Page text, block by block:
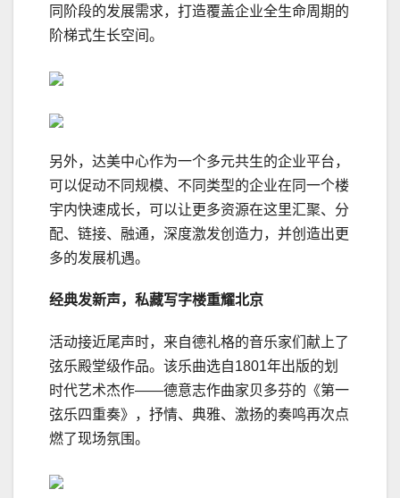
同阶段的发展需求，打造覆盖企业全生命周期的
阶梯式生长空间。
另外，达美中心作为一个多元共生的企业平台，
可以促动不同规模、不同类型的企业在同一个楼
宇内快速成长，可以让更多资源在这里汇聚、分
配、链接、融通，深度激发创造力，并创造出更
多的发展机遇。
经典发新声，私藏写字楼重耀北京
活动接近尾声时，来自德礼格的音乐家们献上了
弦乐殿堂级作品。该乐曲选自1801年出版的划
时代艺术杰作——德意志作曲家贝多芬的《第一
弦乐四重奏》，抒情、典雅、激扬的奏鸣再次点
燃了现场氛围。